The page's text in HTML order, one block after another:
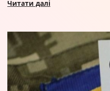
Читати далі